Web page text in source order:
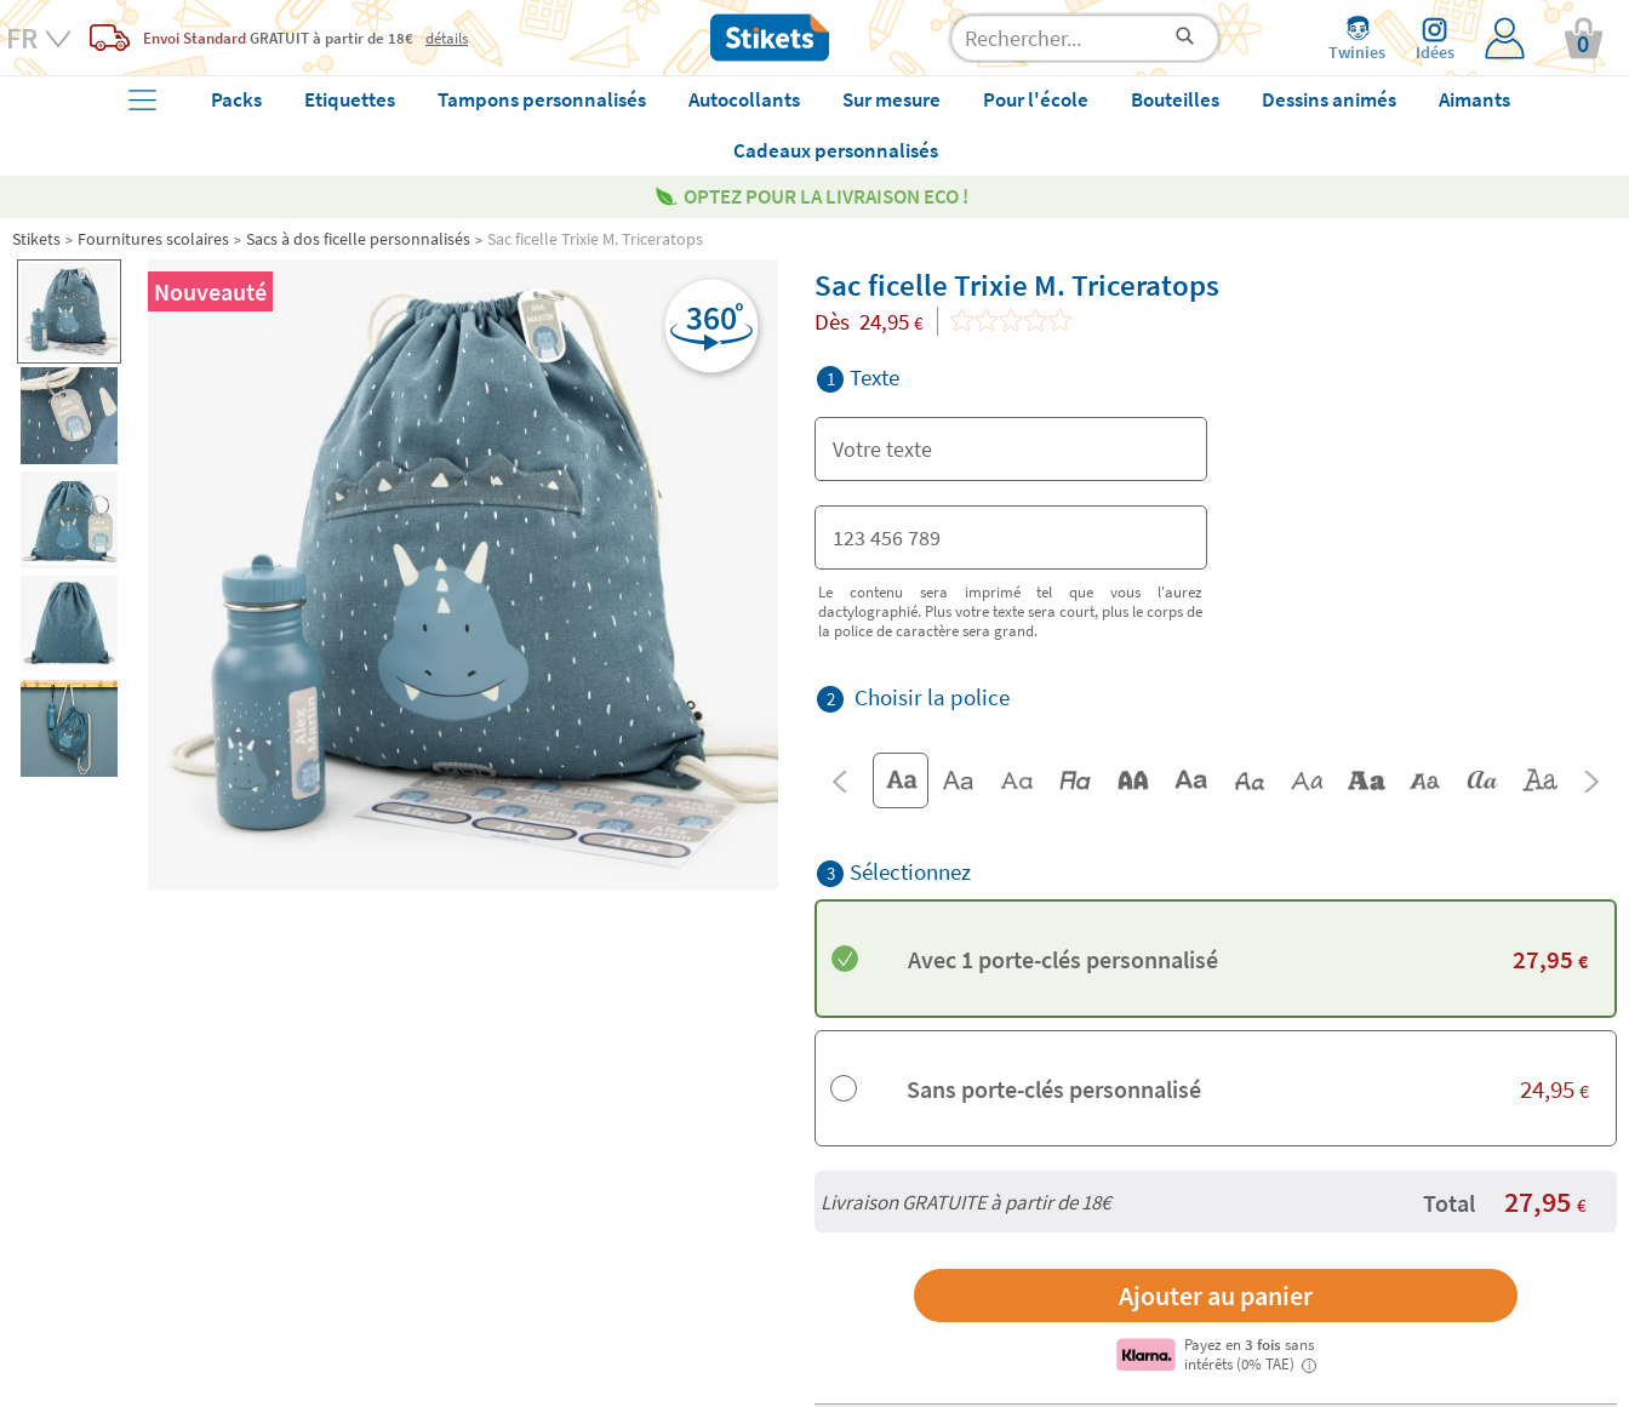
Envoi StandardGRATUITà partir de 18€ détails
Twinies Idées 0
Packs Etiquettes Tampons personnalisés Autocollants Sur mesure Pour l'école Bouteilles Dessins animés
Aimants
Cadeaux personnalisés
OPTEZ POUR LA LIVRAISON ECO !
Stikets Fournitures scolaires Sacs à dos ficelle personnalisés Sac ficelle Trixie M. Triceratops
Nouveauté Sac ficelle Trixie M. Triceratops
Dès 24,95 €
1 Texte
Le contenu sera imprimé tel que vous l'aurez
dactylographié. Plus votre texte sera court, plus le corps de
la police de caractère sera grand.
2 Choisir la police
3 Sélectionnez
Avec 1 porte-clés personnalisé 27,95 €
Sans porte-clés personnalisé 24,95 €
Livraison GRATUITE à partir de18€ Total 27,95 €
Payez en 3 fois sans
intérêts (0% TAE)
i